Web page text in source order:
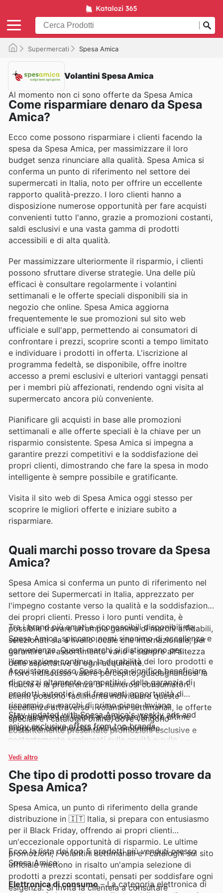
Supermercati Spesa Amica
Volantini Spesa Amica
Al momento non ci sono offerte da Spesa Amica
Come risparmiare denaro da Spesa
Amica?
Ecco come possono risparmiare i clienti facendo la
spesa da Spesa Amica, per massimizzare il loro
budget senza rinunciare alla qualità. Spesa Amica si
conferma un punto di riferimento nel settore dei
supermercati in Italia, noto per offrire un eccellente
rapporto qualità-prezzo. I loro clienti hanno a
disposizione numerose opportunità per fare acquisti
convenienti tutto l'anno, grazie a promozioni costanti,
saldi esclusivi e una vasta gamma di prodotti
accessibili e di alta qualità.
Per massimizzare ulteriormente il risparmio, i clienti
possono sfruttare diverse strategie. Una delle più
efficaci è consultare regolarmente i volantini
settimanali e le offerte speciali disponibili sia in
negozio che online. Spesa Amica aggiorna
frequentemente le sue promozioni sul sito web
ufficiale e sull'app, permettendo ai consumatori di
confrontare i prezzi, scoprire sconti a tempo limitato
e individuare i prodotti in offerta. L'iscrizione al
programma fedeltà, se disponibile, offre inoltre
accesso a premi esclusivi e ulteriori vantaggi pensati
per i membri più affezionati, rendendo ogni visita al
supermercato ancora più conveniente.
Pianificare gli acquisti in base alle promozioni
settimanali e alle offerte speciali è la chiave per un
risparmio consistente. Spesa Amica si impegna a
garantire prezzi competitivi e la soddisfazione dei
propri clienti, dimostrando che fare la spesa in modo
intelligente è sempre possibile e gratificante.
Visita il sito web di Spesa Amica oggi stesso per
scoprire le migliori offerte e iniziare subito a
risparmiare.
Quali marchi posso trovare da Spesa
Amica?
Spesa Amica si conferma un punto di riferimento nel
settore dei Supermercati in Italia, apprezzato per
l'impegno costante verso la qualità e la soddisfazione
dei propri clienti. Presso i loro punti vendita, è
possibile trovare un'ampia gamma di marchi affidabili,
selezionati sia a livello locale che internazionale, per
garantire un assortimento vario e sempre all'altezza
delle aspettative di ogni acquirente.
Tra i brand più amati e riconoscibili disponibili da
Spesa Amica, spiccano nomi sinonimo di eccellenza e
convenienza. Questi marchi si distinguono per
l'innovazione continua, la durabilità dei loro prodotti e
il loro indiscusso valore percepito, guadagnandosi la
fiducia e la preferenza di numerosi consumatori. I
clienti possono facilmente individuare queste
eccellenze attraverso i volantini settimanali, le offerte
speciali e i cataloghi online, dove vengono
costantemente presentate promozioni esclusive e
imperdibili, pensate per valorizzare ogni acquisto.
Acquistare presso Spesa Amica significa beneficiare
di prezzi altamente competitivi, della garanzia di
prodotti autentici e di frequenti opportunità di
risparmio su marchi di primo piano. Inviano
calorosamente i lettori a esplorare le loro ultime
proposte commerciali online, rimanendo
costantemente aggiornati sulle novità e sulle
Stay updated with Spesa Amica's weekly ads and
enjoy exclusive offers from top brands.
Vedi altro
Che tipo di prodotti posso trovare da
Spesa Amica?
Spesa Amica, un punto di riferimento della grande
distribuzione in 🇮🇹 Italia, si prepara con entusiasmo
per il Black Friday, offrendo ai propri clienti
un'eccezionale opportunità di risparmio. Le ultime
promozioni, i volantini settimanali e i cataloghi sul sito
ufficiale mettono in risalto un'ampia selezione di
prodotti a prezzi scontati, pensati per soddisfare ogni
esigenza. Si invita la clientela a consultare
Ecco la lista dei top 5 prodotti più venduti presso
Spesa Amica:
Elettronica di consumo– La categoria elettronica di